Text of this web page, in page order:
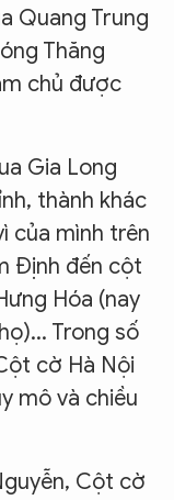
Quang Trung
Thăng
chủ được
Gia Long
thành khác
của mình trên
Định đến cột
Hóa (nay
Trong số
cờ Hà Nội
mô và chiều
Cột cờ